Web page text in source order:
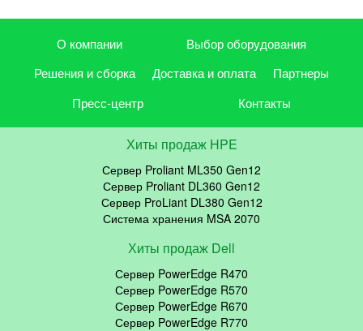
О компании
Выбор оборудования
Решения и сборка
Доставка и оплата
Партнеры
Пресс-центр
Контакты
Хиты продаж HPE
Сервер Proliant ML350 Gen12
Сервер Proliant DL360 Gen12
Сервер ProLiant DL380 Gen12
Система хранения MSA 2070
Хиты продаж Dell
Сервер PowerEdge R470
Сервер PowerEdge R570
Сервер PowerEdge R670
Сервер PowerEdge R770